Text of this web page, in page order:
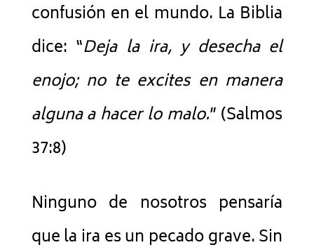
confusión en el mundo. La Biblia
dice: “Deja la ira, y desecha el
enojo; no te excites en manera
alguna a hacer lo malo.” (Salmos
37:8)
Ninguno de nosotros pensaría
que la ira es un pecado grave. Sin